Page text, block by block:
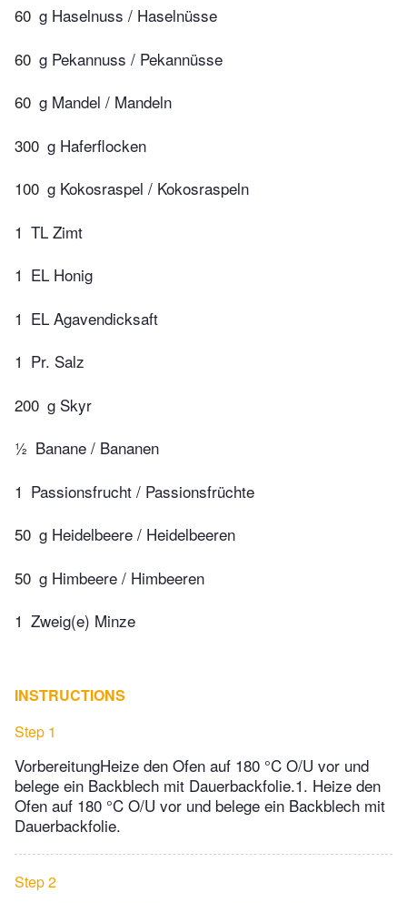
60 g Haselnuss / Haselnüsse
60 g Pe­kan­nuss / Pe­kan­nüsse
60 g Mandel / Mandeln
300 g Haferflocken
100 g Kokosraspel / Kokosraspeln
1 TL Zimt
1 EL Honig
1 EL Agavendicksaft
1 Pr. Salz
200 g Skyr
½ Banane / Bananen
1 Passionsfrucht / Passionsfrüchte
50 g Heidelbeere / Heidelbeeren
50 g Himbeere / Himbeeren
1 Zweig(e) Minze
INSTRUCTIONS
Step 1
VorbereitungHeize den Ofen auf 180 °C O/U vor und
belege ein Backblech mit Dauerbackfolie.1. Heize den
Ofen auf 180 °C O/U vor und belege ein Backblech mit
Dauerbackfolie.
Step 2